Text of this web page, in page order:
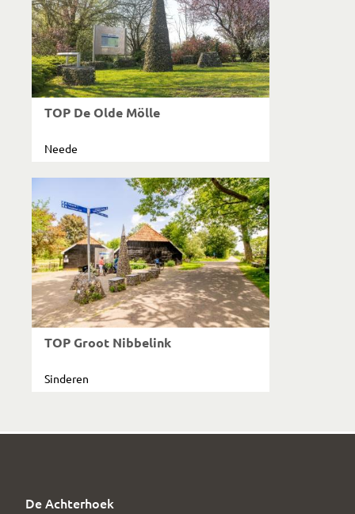
TOP De Olde Mölle
Neede
TOP Groot Nibbelink
Sinderen
De Achterhoek